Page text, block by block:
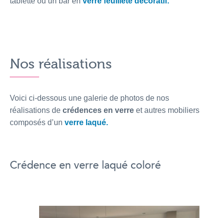
Nos réalisations
Voici ci-dessous une galerie de photos de nos
réalisations de crédences en verre et autres mobiliers
composés d’un verre laqué.
Crédence en verre laqué coloré